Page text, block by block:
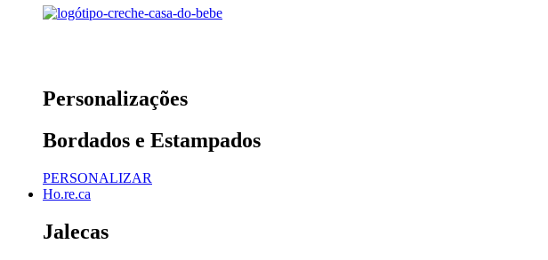
Personalizações
Bordados e Estampados
PERSONALIZAR
Ho.re.ca
Jalecas